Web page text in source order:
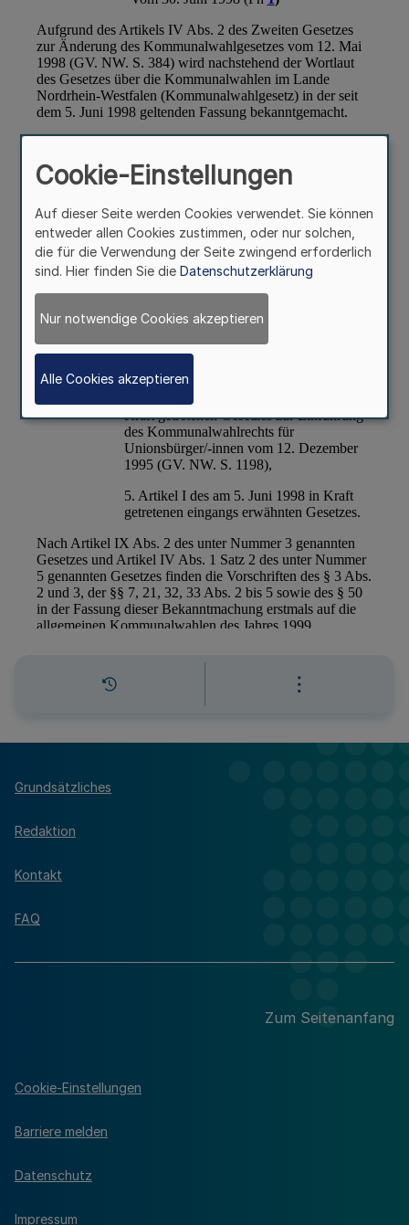
Grundsätzliches
Redaktion
Kontakt
FAQ
Zum Seitenanfang
Cookie-Einstellungen
Barriere melden
Datenschutz
Impressum
Cookie-Einstellungen
Auf dieser Seite werden Cookies verwendet. Sie können
entweder allen Cookies zustimmen, oder nur solchen,
die für die Verwendung der Seite zwingend erforderlich
sind. Hier finden Sie die Datenschutzerklärung
Nur notwendige Cookies akzeptieren
Alle Cookies akzeptieren